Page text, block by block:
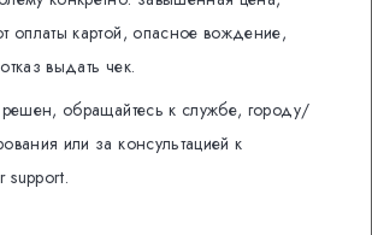
оплаты картой, опасное вождение,
выдать чек.
обращайтесь к службе, городу/
или за консультацией к
support.